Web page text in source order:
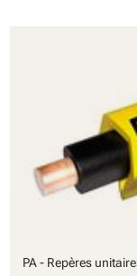
PA - Repères